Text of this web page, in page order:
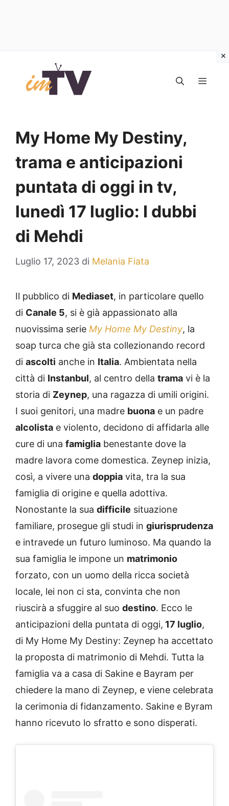
contenuto
My Home My Destiny,
trama e anticipazioni
puntata di oggi in tv,
lunedì 17 luglio: I dubbi
di Mehdi
Luglio 17, 2023 di Melania Fiata
Il pubblico di Mediaset, in particolare quello
di Canale 5, si è già appassionato alla
nuovissima serie My Home My Destiny, la
soap turca che già sta collezionando record
di ascolti anche in Italia. Ambientata nella
città di Instanbul, al centro della trama vi è la
storia di Zeynep, una ragazza di umili origini.
I suoi genitori, una madre buona e un padre
alcolista e violento, decidono di affidarla alle
cure di una famiglia benestante dove la
madre lavora come domestica. Zeynep inizia,
così, a vivere una doppia vita, tra la sua
famiglia di origine e quella adottiva.
Nonostante la sua difficile situazione
familiare, prosegue gli studi in giurisprudenza
e intravede un futuro luminoso. Ma quando la
sua famiglia le impone un matrimonio
forzato, con un uomo della ricca società
locale, lei non ci sta, convinta che non
riuscirà a sfuggire al suo destino. Ecco le
anticipazioni della puntata di oggi, 17 luglio,
di My Home My Destiny: Zeynep ha accettato
la proposta di matrimonio di Mehdi. Tutta la
famiglia va a casa di Sakine e Bayram per
chiedere la mano di Zeynep, e viene celebrata
la cerimonia di fidanzamento. Sakine e Byram
hanno ricevuto lo sfratto e sono disperati.